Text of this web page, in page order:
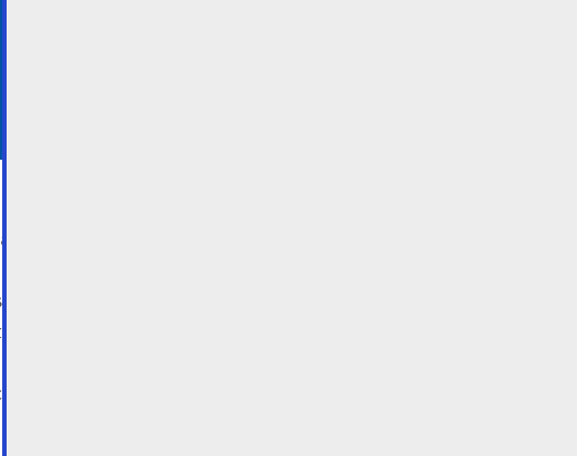
à la vie et au logement
est un concept
handicapées et il est
personnes handicapées.
personne, à travers les
juridique, le logement